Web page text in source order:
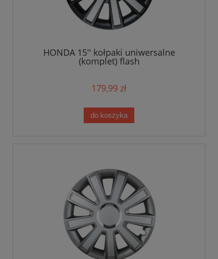
HONDA 15'' kołpaki uniwersalne
(komplet) flash
179,99 zł
do koszyka